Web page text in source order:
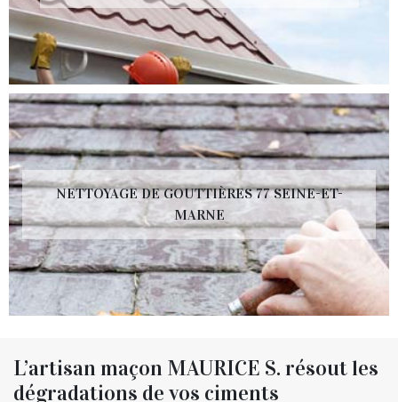
NETTOYAGE DE GOUTTIÈRES 77 SEINE-ET-
MARNE
L’artisan maçon MAURICE S. résout les
dégradations de vos ciments